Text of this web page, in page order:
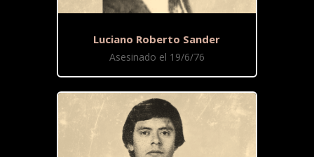
Luciano Roberto Sander
Asesinado el 19/6/76